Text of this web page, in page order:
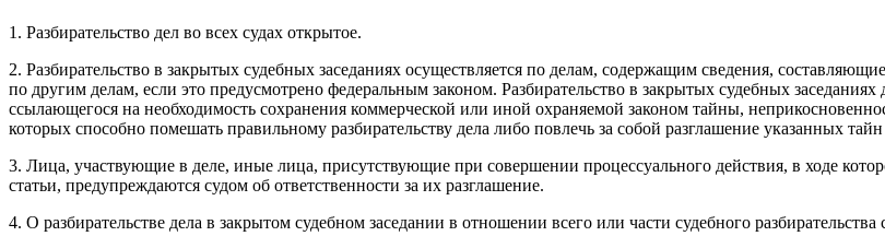
1. Разбирательство дел во всех судах открытое.
2. Разбирательство в закрытых судебных заседаниях осуществляется по делам, содержащим сведения,
по другим делам, если это предусмотрено федеральным законом. Разбирательство в закрытых судебных
ссылающегося на необходимость сохранения коммерческой или иной охраняемой законом тайны,
которых способно помешать правильному разбирательству дела либо повлечь за собой разглашение указанных
3. Лица, участвующие в деле, иные лица, присутствующие при совершении процессуального действия, в ходе
статьи, предупреждаются судом об ответственности за их разглашение.
4. О разбирательстве дела в закрытом судебном заседании в отношении всего или части судебного